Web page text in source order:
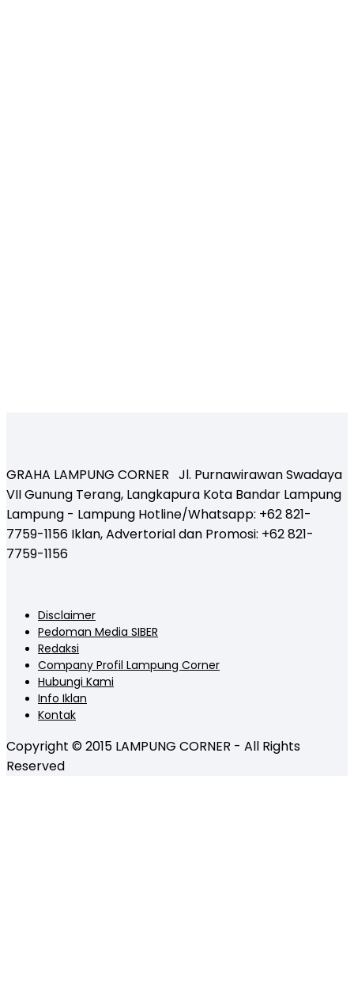
GRAHA LAMPUNG CORNER Jl. Purnawirawan Swadaya
VII Gunung Terang, Langkapura Kota Bandar Lampung
Lampung - Lampung Hotline/Whatsapp: +62 821-
7759-1156 Iklan, Advertorial dan Promosi: +62 821-
7759-1156
Disclaimer
Pedoman Media SIBER
Redaksi
Company Profil Lampung Corner
Hubungi Kami
Info Iklan
Kontak
Copyright © 2015 LAMPUNG CORNER - All Rights
Reserved